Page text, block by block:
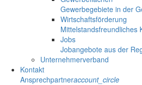
Gewerbegebiete in der
Wirtschaftsförderung
Mittelstandsfreundliches
Jobs
Jobangebote aus der
Unternehmerverband
Kontakt
Ansprechpartneraccount_circle